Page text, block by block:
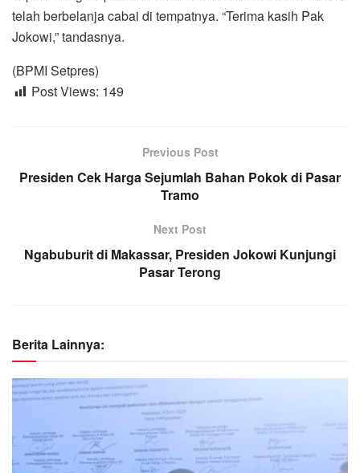
telah berbelanja cabai di tempatnya. “Terima kasih Pak
Jokowi,” tandasnya.
(BPMI Setpres)
Post Views: 149
Previous Post
Presiden Cek Harga Sejumlah Bahan Pokok di Pasar
Tramo
Next Post
Ngabuburit di Makassar, Presiden Jokowi Kunjungi
Pasar Terong
Berita Lainnya: